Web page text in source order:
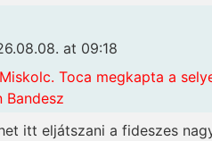
at 09:18
Miskolc. Toca megkapta a
Bandesz
itt eljátszani a fideszes